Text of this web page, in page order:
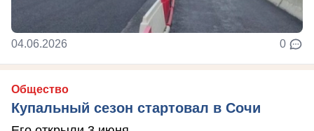
04.06.2026 0
Общество
Купальный сезон стартовал в Сочи